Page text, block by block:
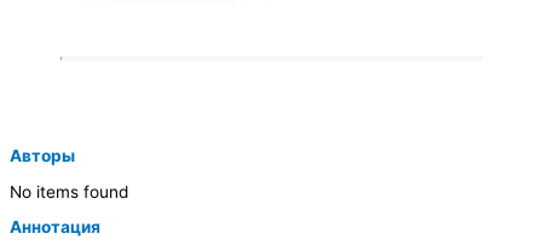
Авторы
No items found
Аннотация